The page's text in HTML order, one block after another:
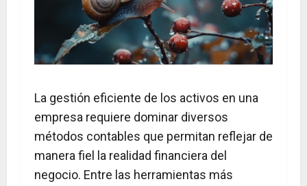
La gestión eficiente de los activos en una
empresa requiere dominar diversos
métodos contables que permitan reflejar de
manera fiel la realidad financiera del
negocio. Entre las herramientas más